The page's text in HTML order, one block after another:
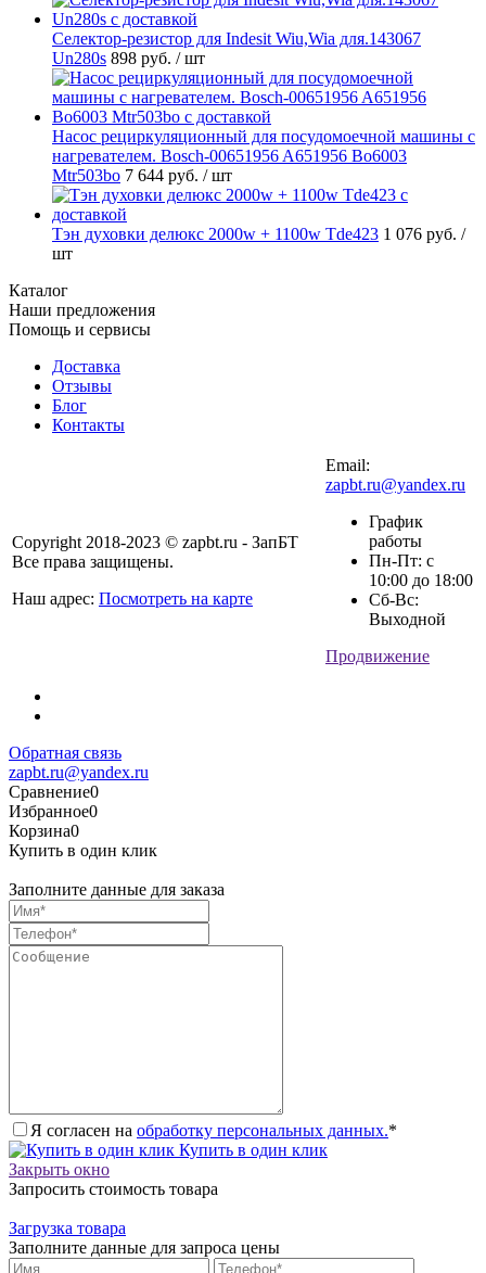
Селектор-резистор для Indesit Wiu,Wia для.143067
Un280s 898 руб. / шт
Насос рециркуляционный для посудомоечной машины с
нагревателем. Bosch-00651956 A651956 Bo6003
Mtr503bo 7 644 руб. / шт
Тэн духовки делюкс 2000w + 1100w Tde423 1 076 руб. /
шт
Каталог
Наши предложения
Помощь и сервисы
Доставка
Отзывы
Блог
Контакты
Copyright 2018-2023 © zapbt.ru - ЗапБТ
Все права защищены.
Наш адрес: Посмотреть на карте
Email:
zapbt.ru@yandex.ru
График
работы
Пн-Пт: с
10:00 до 18:00
Сб-Вс:
Выходной
Продвижение
Обратная связь
zapbt.ru@yandex.ru
Сравнение0
Избранное0
Корзина0
Купить в один клик
Заполните данные для заказа
Я согласен на обработку персональных данных.*
Купить в один клик
Закрыть окно
Запросить стоимость товара
Загрузка товара
Заполните данные для запроса цены